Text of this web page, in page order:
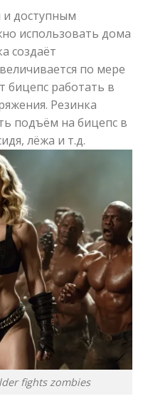
и доступным
использовать дома
создаёт
по мере
бицепс работать в
Резинка
подъём на бицепс в
лёжа и т.д.
fights zombies